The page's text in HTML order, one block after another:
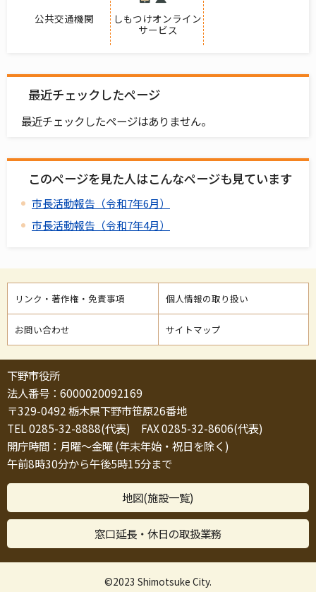
公共交通機関
しもつけオンライン
サービス
最近チェックしたページ
最近チェックしたページはありません。
このページを見た人はこんなページも見ています
市長活動報告（令和7年6月）
市長活動報告（令和7年4月）
リンク・著作権・免責事項 個人情報の取り扱い
お問い合わせ サイトマップ
下野市役所
法人番号：6000020092169
〒329-0492 栃木県下野市笹原26番地
TEL 0285-32-8888(代表) FAX 0285-32-8606(代表)
開庁時間：月曜～金曜 (年末年始・祝日を除く)
午前8時30分から午後5時15分まで
地図(施設一覧)
窓口延長・休日の取扱業務
©2023 Shimotsuke City.